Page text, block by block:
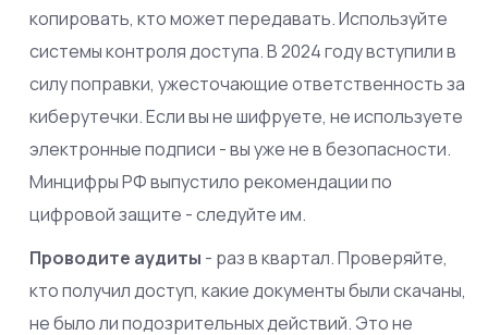
копировать, кто может передавать. Используйте
системы контроля доступа. В 2024 году вступили в
силу поправки, ужесточающие ответственность за
киберутечки. Если вы не шифруете, не используете
электронные подписи - вы уже не в безопасности.
Минцифры РФ выпустило рекомендации по
цифровой защите - следуйте им.
Проводите аудиты - раз в квартал. Проверяйте,
кто получил доступ, какие документы были скачаны,
не было ли подозрительных действий. Это не